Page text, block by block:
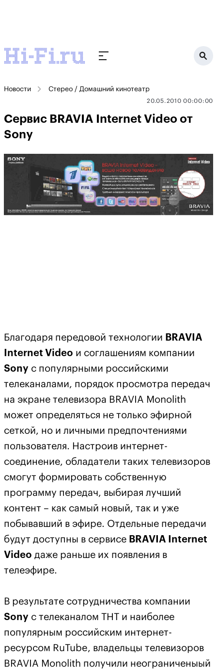
Новости Стерео / Домашний кинотеатр
20.05.2010 00:00:00
Сервис BRAVIA Internet Video от
Sony
Благодаря передовой технологии BRAVIA
Internet Video и соглашениям компании
Sony с популярными российскими
телеканалами, порядок просмотра передач
на экране телевизора BRAVIA M onolith
может определяться не только эфирной
сеткой, но и личными предпочтениями
пользователя. Настроив интернет-
соединение, обладатели таких телевизоров
смогут формировать собственную
программу передач, выбирая лучший
контент – как самый новый, так и уже
побывавший в эфире. Отдельные передачи
будут доступны в сервисе BRAVIA
Internet
Video даже раньше их появления в
телеэфире.
В результате сотрудничества компании
Sony с телеканалом ТНТ и наиболее
популярным российским интернет-
ресурсом RuTube, владельцы телевизоров
BRAVIA M onolith получили неограниченыый